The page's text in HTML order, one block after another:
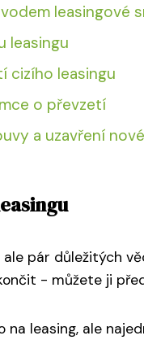
leasingové
leasingu
cizího leasingu
o převzetí
a uzavření nové
ale pár důležitých
- můžete ji
leasing, ale